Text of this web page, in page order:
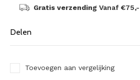
Gratis verzending Vanaf €75,-
Delen
Toevoegen aan vergelijking